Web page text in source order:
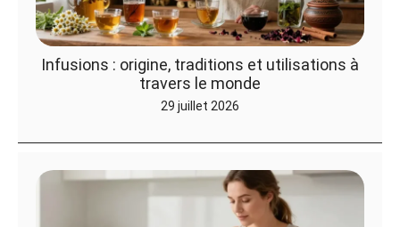
Infusions : origine, traditions et utilisations à
travers le monde
29 juillet 2026